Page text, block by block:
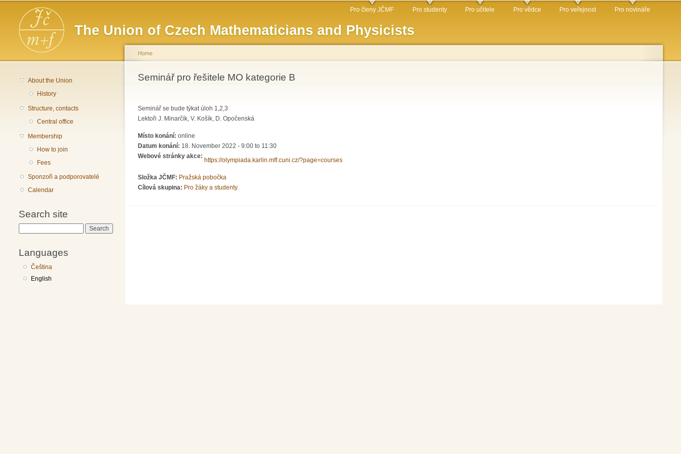
The Union of Czech Mathematicians and Physicists
Main menu Pro členy JČMF Pro studenty Pro učitele Pro vědce Pro veřejnost Pro novináře
About the Union
History
Structure, contacts
Central office
Membership
How to join
Fees
Sponzoři a podporovatelé
Calendar
Search site
Languages
Čeština
English
You are here
Home
Seminář pro řešitele MO kategorie B
Seminář se bude týkat úloh 1,2,3
Lektoři J. Minarčík, V. Košík, D. Opočenská
Místo konání: online
Datum konání: 18. November 2022 - 9:00 to 11:30
Webové stránky akce:
https://olympiada.karlin.mff.cuni.cz/?page=courses
Složka JČMF: Pražská pobočka
Cílová skupina: Pro žáky a studenty.